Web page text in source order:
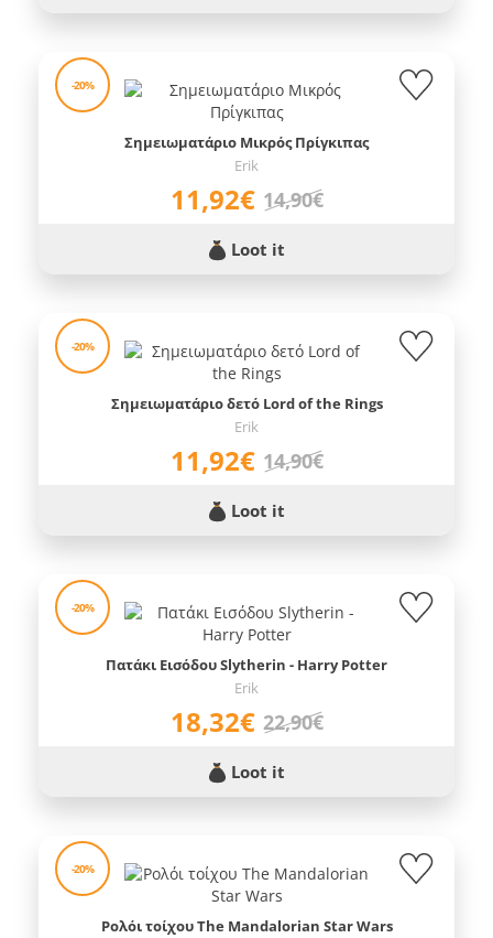
-20%
Σημειωματάριο Μικρός Πρίγκιπας
Erik
11,92€ 14,90€
Loot it
-20%
Σημειωματάριο δετό Lord of the Rings
Erik
11,92€ 14,90€
Loot it
-20%
Πατάκι Εισόδου Slytherin - Harry Potter
Erik
18,32€ 22,90€
Loot it
-20%
Ρολόι τοίχου The Mandalorian Star Wars